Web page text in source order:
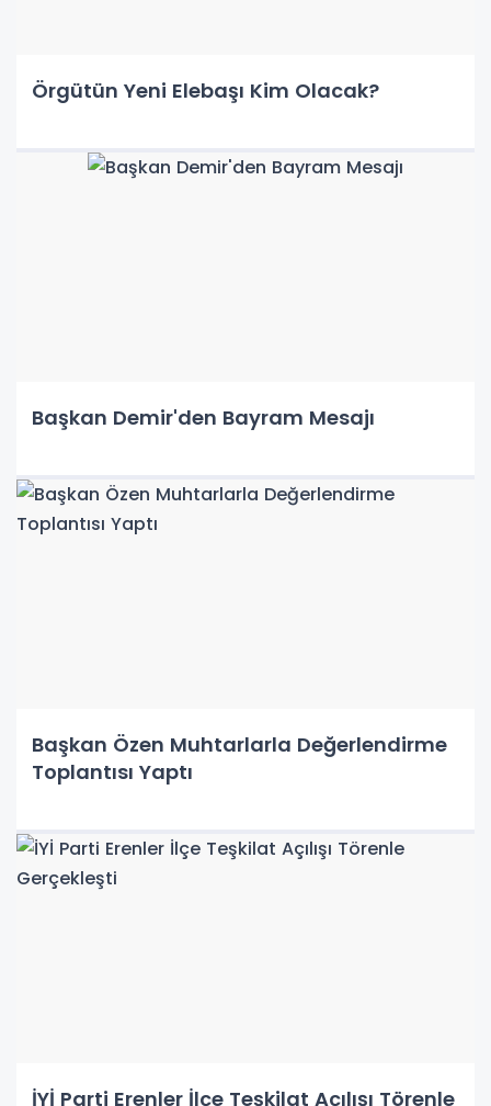
Örgütün Yeni Elebaşı Kim Olacak?
Başkan Demir'den Bayram Mesajı
Başkan Özen Muhtarlarla Değerlendirme
Toplantısı Yaptı
İYİ Parti Erenler İlçe Teşkilat Açılışı Törenle